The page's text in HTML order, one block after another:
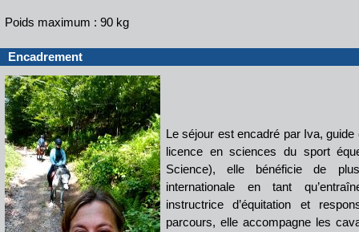
Poids maximum : 90 kg
Encadrement
Le séjour est encadré par Iva, guide
licence en sciences du sport
Science), elle bénéficie de
internationale en tant
instructrice d’équitation et
parcours, elle accompagne les